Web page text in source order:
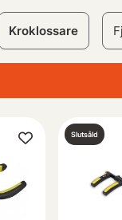
på spel.
tång i morfars
vara något att
Kroklossare
Slutsåld